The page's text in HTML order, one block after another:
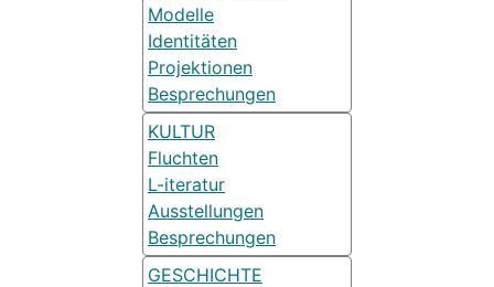
Modelle
Identitäten
Projektionen
Besprechungen
KULTUR
Fluchten
L-iteratur
Ausstellungen
Besprechungen
GESCHICHTE